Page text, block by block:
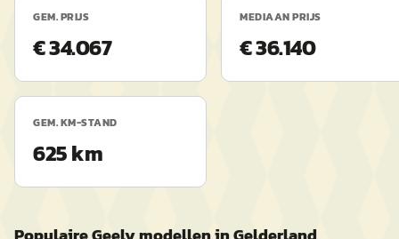
GEM. PRIJS
€ 34.067
MEDIAAN PRIJS
€ 36.140
GEM. KM-STAND
625 km